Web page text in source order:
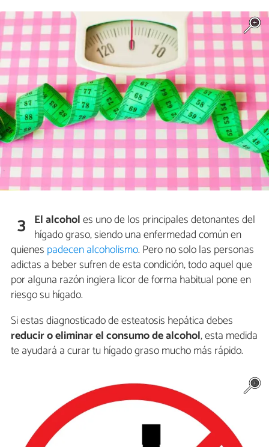
3 El alcoholes uno de los principales detonantes del
hígado graso, siendo una enfermedad común en
quienes padecen alcoholismo. Pero no solo las personas
adictas a beber sufren de esta condición, todo aquel que
por alguna razón ingiera licor de forma habitual pone en
riesgo su hígado.
Si estas diagnosticado de esteatosis hepática debes
reducir o eliminar el consumo de alcohol, esta medida
te ayudará a curar tu hígado graso mucho más rápido.